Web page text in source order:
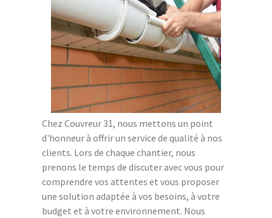
Chez Couvreur 31, nous mettons un point
d'honneur à offrir un service de qualité à nos
clients. Lors de chaque chantier, nous
prenons le temps de discuter avec vous pour
comprendre vos attentes et vous proposer
une solution adaptée à vos besoins, à votre
budget et à votre environnement. Nous